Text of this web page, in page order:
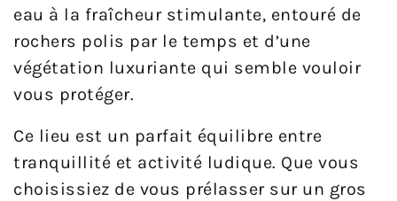
eau à la fraîcheur stimulante, entouré de
rochers polis par le temps et d’une
végétation luxuriante qui semble vouloir
vous protéger.
Ce lieu est un parfait équilibre entre
tranquillité et activité ludique. Que vous
choisissiez de vous prélasser sur un gros